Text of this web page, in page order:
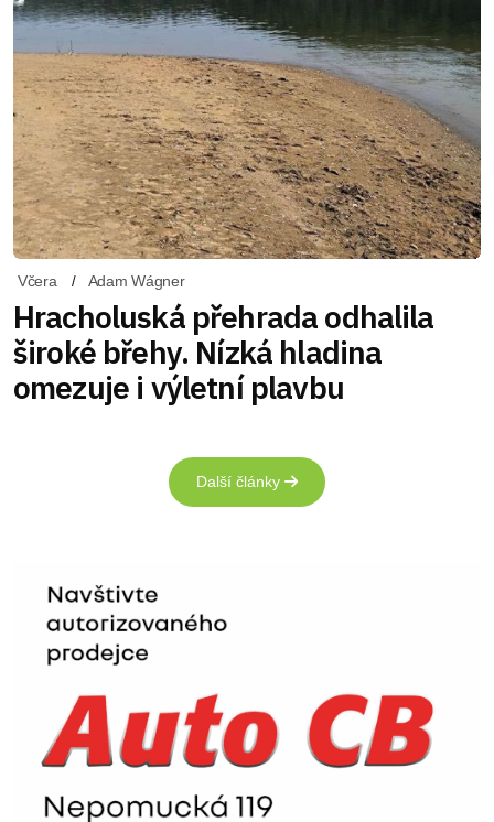
Včera Adam Wágner
Hracholuská přehrada odhalila
široké břehy. Nízká hladina
omezuje i výletní plavbu
Další články